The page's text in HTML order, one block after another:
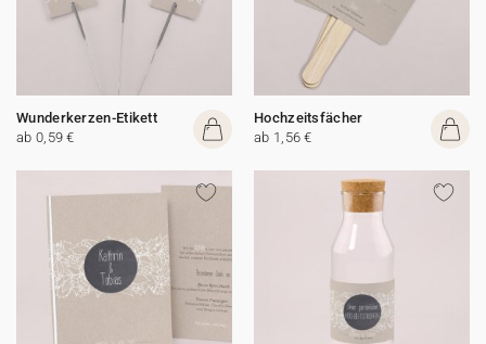
Wunderkerzen-Etikett
ab 0,59 €
Hochzeitsfächer
ab 1,56 €